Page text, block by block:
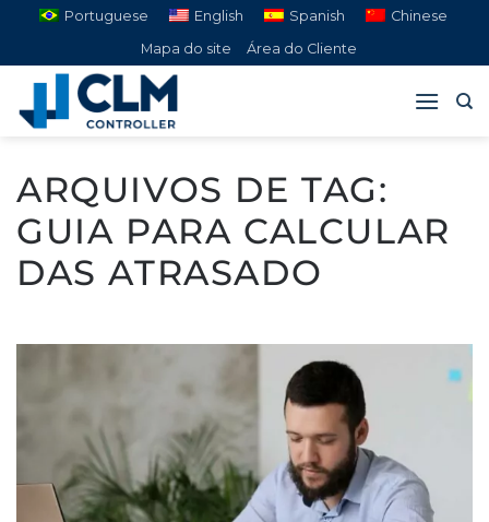
Pular
o
conteúdo
Portuguese English Spanish
Chinese
Mapa do site
Área do Cliente
ARQUIVOS DE TAG:
GUIA PARA CALCULAR
DAS ATRASADO